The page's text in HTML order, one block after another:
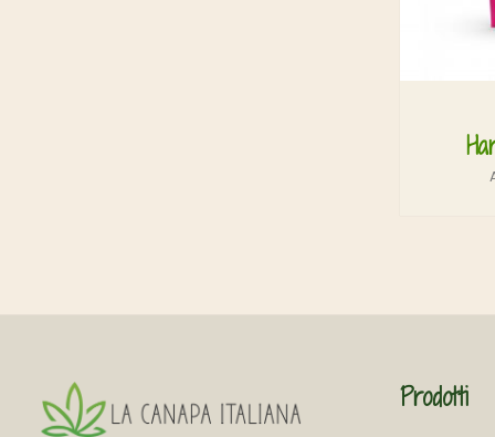
Prodotti